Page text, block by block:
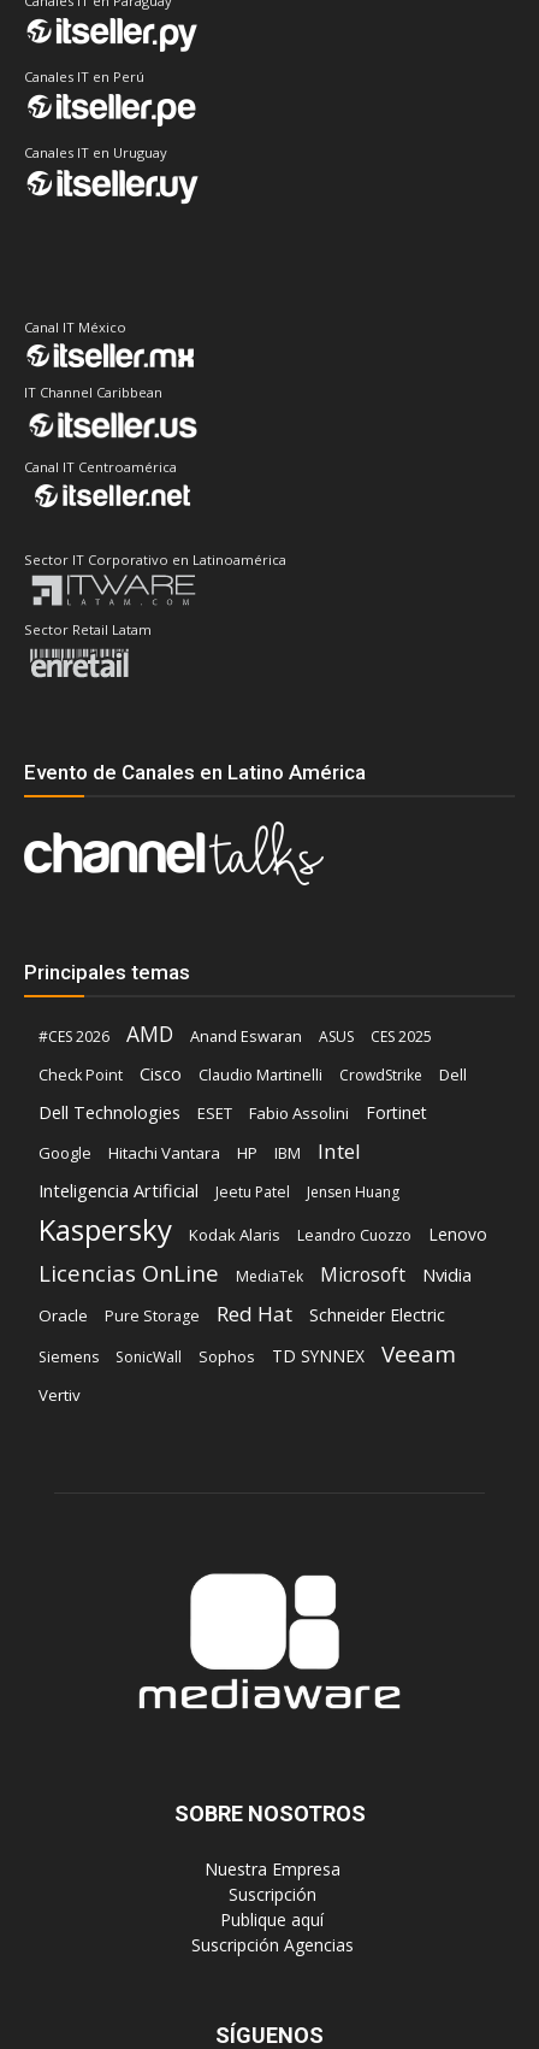
Canales IT en Perú
Canales IT en Uruguay
Canal IT México
IT Channel Caribbean
Canal IT Centroamérica
Sector IT Corporativo en Latinoamérica
Sector Retail Latam
Evento de Canales en Latino América
Principales temas
#CES 2026 AMD Anand Eswaran ASUS
CES 2025
Check Point
Cisco Claudio Martinelli CrowdStrike Dell
Dell Technologies ESET Fabio Assolini Fortinet
Google Hitachi Vantara HP IBM Intel
Inteligencia Artificial Jeetu Patel Jensen Huang
Kaspersky Kodak Alaris Leandro Cuozzo Lenovo
Licencias OnLine MediaTek Microsoft Nvidia
Oracle Pure Storage Red Hat Schneider Electric
Siemens SonicWall Sophos TD SYNNEX Veeam
Vertiv
SOBRE NOSOTROS
‎ Nuestra Empresa
‎ Suscripción
‎ Publique aquí
‎ Suscripción Agencias
SÍGUENOS